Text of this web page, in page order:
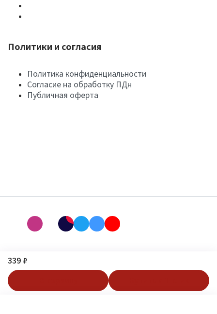
339 ₽
Политики и согласия
Политика конфиденциальности
Согласие на обработку ПДн
Публичная оферта